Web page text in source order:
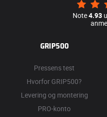
Note4.93
GRIP500
Pressens test
Hvorfor GRIP500?
Levering og montering
PRO-konto